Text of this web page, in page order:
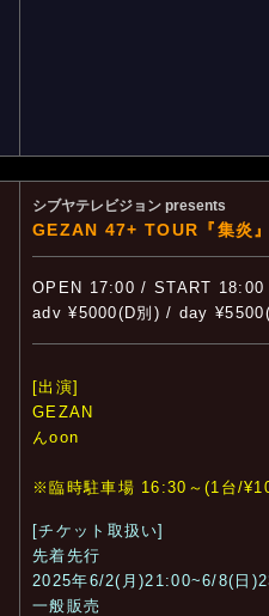
シブヤテレビジョン presents
GEZAN 47+ TOUR『集炎
OPEN 17:00 / START 18:00
adv ¥5000(D別) / day
[出演]
GEZAN
んoon
※臨時駐車場 16:30～(1台/
[チケット取扱い]
先着先行
2025年6/2(月)21:00~6/8(日
一般販売